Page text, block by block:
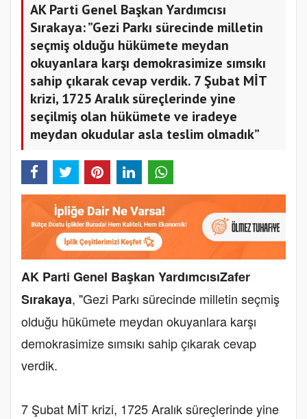
AK Parti Genel Başkan Yardımcısı
Sırakaya: ”Gezi Parkı sürecinde milletin
seçmiş olduğu hükümete meydan
okuyanlara karşı demokrasimize sımsıkı
sahip çıkarak cevap verdik. 7 Şubat MİT
krizi, 1725 Aralık süreçlerinde yine
seçilmiş olan hükümete ve iradeye
meydan okudular asla teslim olmadık”
AK Parti Genel Başkan YardımcısıZafer
Sırakaya, "Gezi Parkı sürecinde milletin seçmiş
olduğu hükümete meydan okuyanlara karşı
demokrasimize sımsıkı sahip çıkarak cevap
verdik.
7 Şubat MİT krizi, 1725 Aralık süreçlerinde yine